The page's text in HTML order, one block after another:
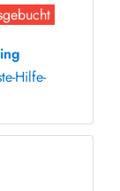
Hilfe-